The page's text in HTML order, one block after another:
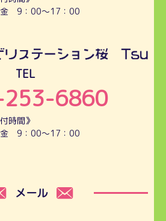
金 9：00～17：00
TEL
6860
時間》
金 9：00～17：00
メール